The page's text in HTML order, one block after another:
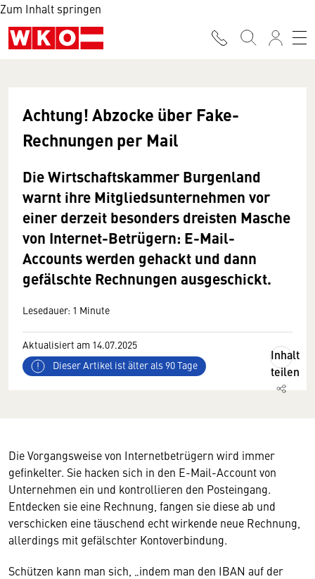
Zum Inhalt springen
Achtung! Abzocke über Fake-
Rechnungen per Mail
Die Wirtschaftskammer Burgenland
warnt ihre Mitgliedsunternehmen vor
einer derzeit besonders dreisten Masche
von Internet-Betrügern: E-Mail-
Accounts werden gehackt und dann
gefälschte Rechnungen ausgeschickt.
Lesedauer: 1 Minute
Aktualisiert am 14.07.2025
Dieser Artikel ist älter als 90 Tage
Inhalt
teilen
Die Vorgangsweise von Internetbetrügern wird immer
gefinkelter. Sie hacken sich in den E-Mail-Account von
Unternehmen ein und kontrollieren den Posteingang.
Entdecken sie eine Rechnung, fangen sie diese ab und
verschicken eine täuschend echt wirkende neue Rechnung,
allerdings mit gefälschter Kontoverbindung.
Schützen kann man sich, „indem man den IBAN auf der